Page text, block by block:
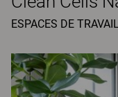
ESPACES DE